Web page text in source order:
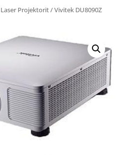
Laser Projektorit/ Vivitek DU8090Z